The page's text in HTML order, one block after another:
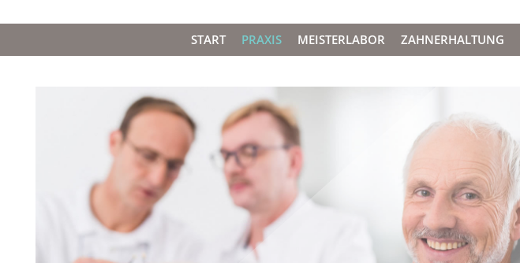
START PRAXIS MEISTERLABOR ZAHNERHALTUNG